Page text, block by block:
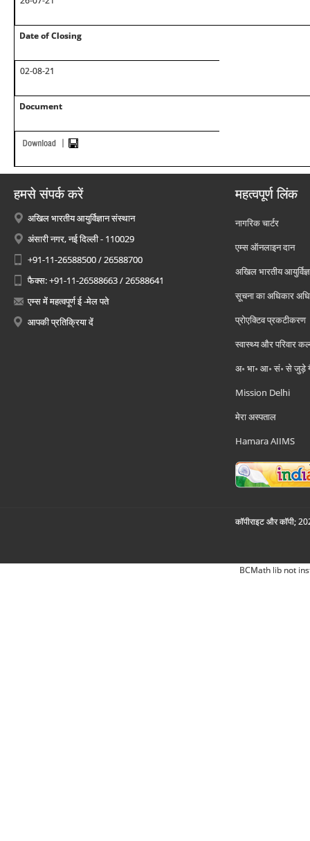
Date of Closing
02-08-21
Document
हमसे संपर्क करें
अखिल भारतीय आयुर्विज्ञान संस्थान
अंसारी नगर, नई दिल्ली - 110029
+91-11-26588500 / 26588700
फैक्स: +91-11-26588663 / 26588641
एम्स में महत्वपूर्ण ई -मेल पते
आपकी प्रतिक्रिया दें
महत्वपूर्ण लिंक
नागरिक चार्टर
एम्स ऑनलाइन दान
अखिल भारतीय
सूचना का अधिकार
प्रोएक्टिव प्रकटीकरण
स्वास्थ्य और परिवार
अ॰ भा॰ आ॰ सं॰ से जुड़े
Mission Delhi
मेरा अस्पताल
Hamara AIIMS
कॉपीराइट और कॉपी;
BCMath lib not